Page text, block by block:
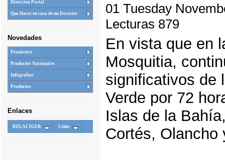
Dirección Postal
Que Hacer en caso de un Desastre
Novedades
Pronóstico
Productos Nacionales
Infografias
Productos
Enlaces
RELACIGER Links
01 Tuesday
Lecturas 879
En vista que en
Mosquitia,
significativos de
Verde por 72
Islas de la
Cortés, Olancho